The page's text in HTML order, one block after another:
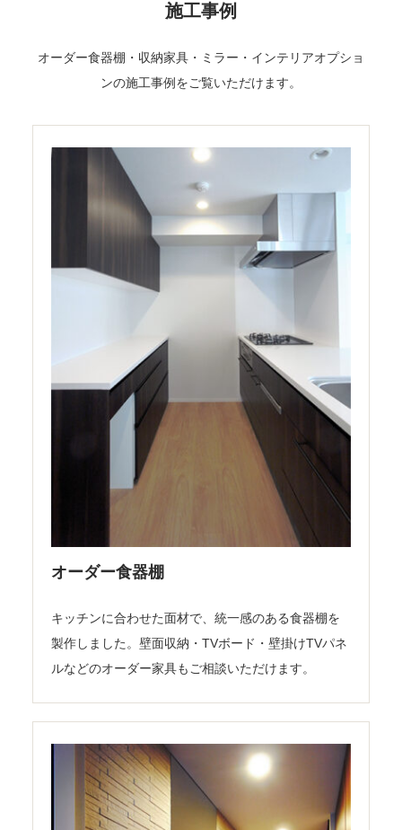
施工事例
オーダー食器棚・収納家具・ミラー・インテリアオプショ
ンの施工事例をご覧いただけます。
オーダー食器棚
キッチンに合わせた面材で、統一感のある食器棚を
製作しました。壁面収納・TVボード・壁掛けTVパネ
ルなどのオーダー家具もご相談いただけます。